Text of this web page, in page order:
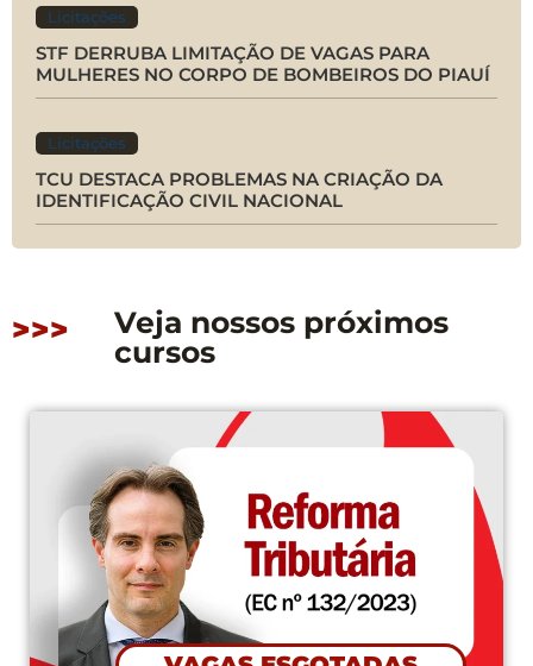
Licitações
STF DERRUBA LIMITAÇÃO DE VAGAS PARA
MULHERES NO CORPO DE BOMBEIROS DO PIAUÍ
Licitações
TCU DESTACA PROBLEMAS NA CRIAÇÃO DA
IDENTIFICAÇÃO CIVIL NACIONAL
>>>
Veja nossos próximos
cursos
CONFIRMADO